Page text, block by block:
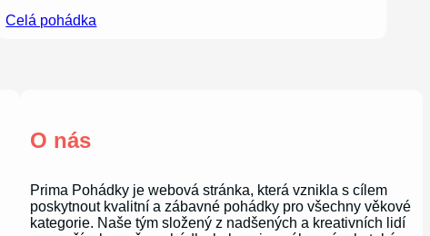
Celá pohádka
O nás
Prima Pohádky je webová stránka, která vznikla s cílem
poskytnout kvalitní a zábavné pohádky pro všechny věkové
kategorie. Naše tým složený z nadšených a kreativních lidí